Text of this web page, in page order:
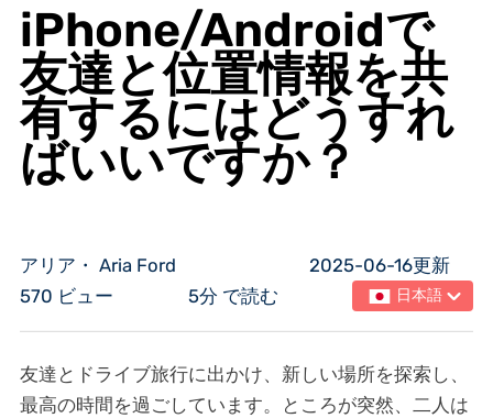
iPhone/Androidで
友達と位置情報を共
有するにはどうすれ
ばいいですか？
アリア・ Aria Ford
2025-06-16更新
570 ビュー
5分 で読む 日本語
友達とドライブ旅行に出かけ、新しい場所を探索し、
最高の時間を過ごしています。ところが突然、二人は